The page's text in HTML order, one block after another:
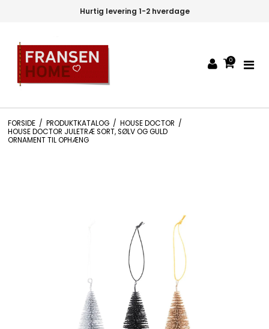
Hurtig levering 1-2 hverdage
0
FORSIDE / PRODUKTKATALOG / HOUSE DOCTOR /
HOUSE DOCTOR JULETRÆ SORT, SØLV OG GULD
ORNAMENT TIL OPHÆNG